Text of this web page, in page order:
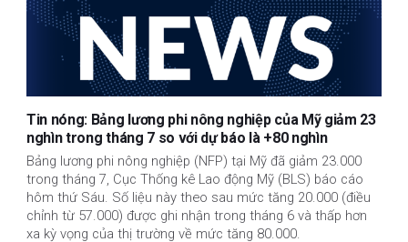
Tin nóng: Bảng lương phi nông nghiệp của Mỹ giảm 23
nghìn trong tháng 7 so với dự báo là +80 nghìn
Bảng lương phi nông nghiệp (NFP) tại Mỹ đã giảm 23.000
trong tháng 7, Cục Thống kê Lao động Mỹ (BLS) báo cáo
hôm thứ Sáu. Số liệu này theo sau mức tăng 20.000 (điều
chỉnh từ 57.000) được ghi nhận trong tháng 6 và thấp hơn
xa kỳ vọng của thị trường về mức tăng 80.000.